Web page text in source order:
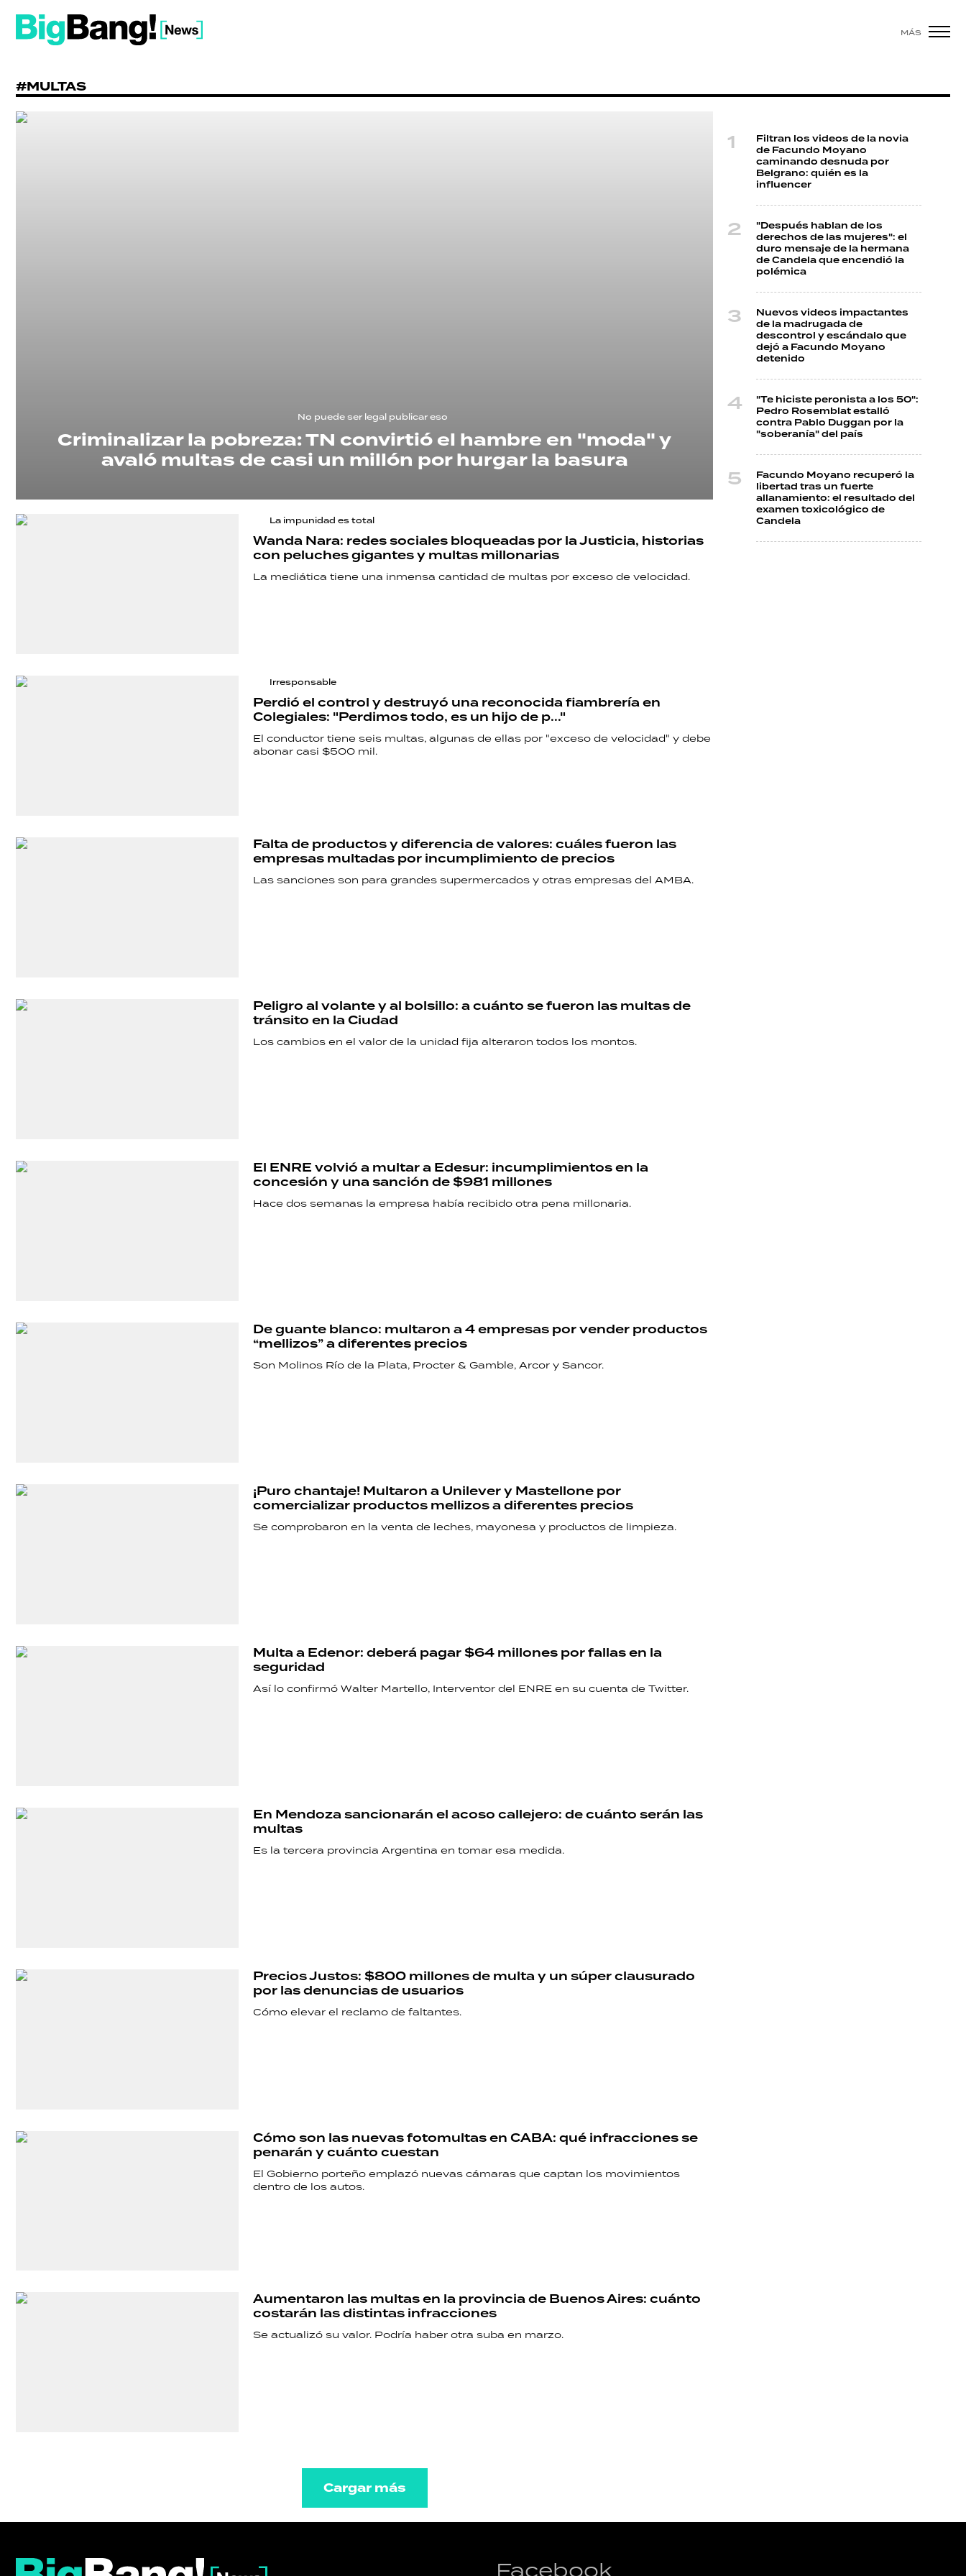
MÁS
#MULTAS
No puede ser legal publicar eso
Criminalizar la pobreza: TN convirtió el hambre en "moda" y
avaló multas de casi un millón por hurgar la basura
La impunidad es total
Wanda Nara: redes sociales bloqueadas por la Justicia, historias
con peluches gigantes y multas millonarias
La mediática tiene una inmensa cantidad de multas por exceso de velocidad.
Irresponsable
Perdió el control y destruyó una reconocida fiambrería en
Colegiales: "Perdimos todo, es un hijo de p..."
El conductor tiene seis multas, algunas de ellas por "exceso de velocidad" y debe
abonar casi $500 mil.
Falta de productos y diferencia de valores: cuáles fueron las
empresas multadas por incumplimiento de precios
Las sanciones son para grandes supermercados y otras empresas del AMBA.
Peligro al volante y al bolsillo: a cuánto se fueron las multas de
tránsito en la Ciudad
Los cambios en el valor de la unidad fija alteraron todos los montos.
El ENRE volvió a multar a Edesur: incumplimientos en la
concesión y una sanción de $981 millones
Hace dos semanas la empresa había recibido otra pena millonaria.
De guante blanco: multaron a 4 empresas por vender productos
“mellizos” a diferentes precios
Son Molinos Río de la Plata, Procter & Gamble, Arcor y Sancor.
¡Puro chantaje! Multaron a Unilever y Mastellone por
comercializar productos mellizos a diferentes precios
Se comprobaron en la venta de leches, mayonesa y productos de limpieza.
Multa a Edenor: deberá pagar $64 millones por fallas en la
seguridad
Así lo confirmó Walter Martello, Interventor del ENRE en su cuenta de Twitter.
En Mendoza sancionarán el acoso callejero: de cuánto serán las
multas
Es la tercera provincia Argentina en tomar esa medida.
Precios Justos: $800 millones de multa y un súper clausurado
por las denuncias de usuarios
Cómo elevar el reclamo de faltantes.
Cómo son las nuevas fotomultas en CABA: qué infracciones se
penarán y cuánto cuestan
El Gobierno porteño emplazó nuevas cámaras que captan los movimientos
dentro de los autos.
Aumentaron las multas en la provincia de Buenos Aires: cuánto
costarán las distintas infracciones
Se actualizó su valor. Podría haber otra suba en marzo.
Cargar más
Filtran los videos de la novia
de Facundo Moyano
caminando desnuda por
Belgrano: quién es la
influencer
"Después hablan de los
derechos de las mujeres": el
duro mensaje de la hermana
de Candela que encendió la
polémica
Nuevos videos impactantes
de la madrugada de
descontrol y escándalo que
dejó a Facundo Moyano
detenido
"Te hiciste peronista a los 50":
Pedro Rosemblat estalló
contra Pablo Duggan por la
"soberanía" del país
Facundo Moyano recuperó la
libertad tras un fuerte
allanamiento: el resultado del
examen toxicológico de
Candela
Facebook
POLÍTICA
ACTUALIDAD
ECONOMÍA
HORÓSCOPO